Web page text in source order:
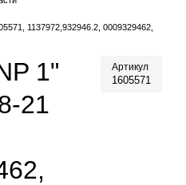
1137972,932946.2, 0009329462,
1"
21
Артикул
1605571